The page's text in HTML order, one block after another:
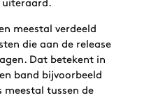
uiteraard.
meestal verdeeld
die aan de release
Dat betekent in
band bijvoorbeeld
meestal tussen de